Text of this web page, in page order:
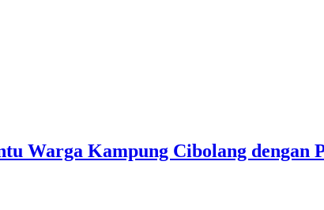
Warga Kampung Cibolang dengan